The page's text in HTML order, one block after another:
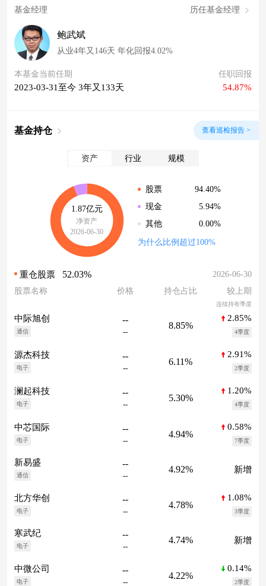
基金经理 历任基金经理
鲍武斌
从业4年又146天 年化回报4.02%
本基金当前任期
2023-03-31至今 3年又133天
任职回报
54.87%
基金持仓 查看巡检报告 >
资产 行业 规模
1.87亿元
净资产
2026-06-30
股票
94.40%
现金
5.94%
其他
0.00%
为什么比例超过100%
重仓股票 52.03%
2026-06-30
股票名称
价格 持仓占比 较上期
连续持有季度
中际旭创
通信
--
--
8.85%
2.85%
4季度
源杰科技
电子
--
--
6.11%
2.91%
2季度
澜起科技
电子
--
--
5.30%
1.20%
4季度
中芯国际
电子
--
--
4.94%
0.58%
7季度
新易盛
通信
--
--
4.92% 新增
北方华创
电子
--
--
4.78%
1.08%
3季度
寒武纪
电子
--
--
4.74% 新增
中微公司
电子
--
--
4.22%
0.14%
2季度